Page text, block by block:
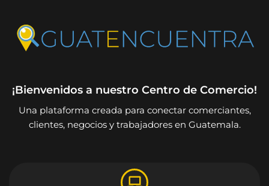
¡Bienvenidos a nuestro Centro de Comercio!
Una plataforma creada para conectar comerciantes,
clientes, negocios y trabajadores en Guatemala.